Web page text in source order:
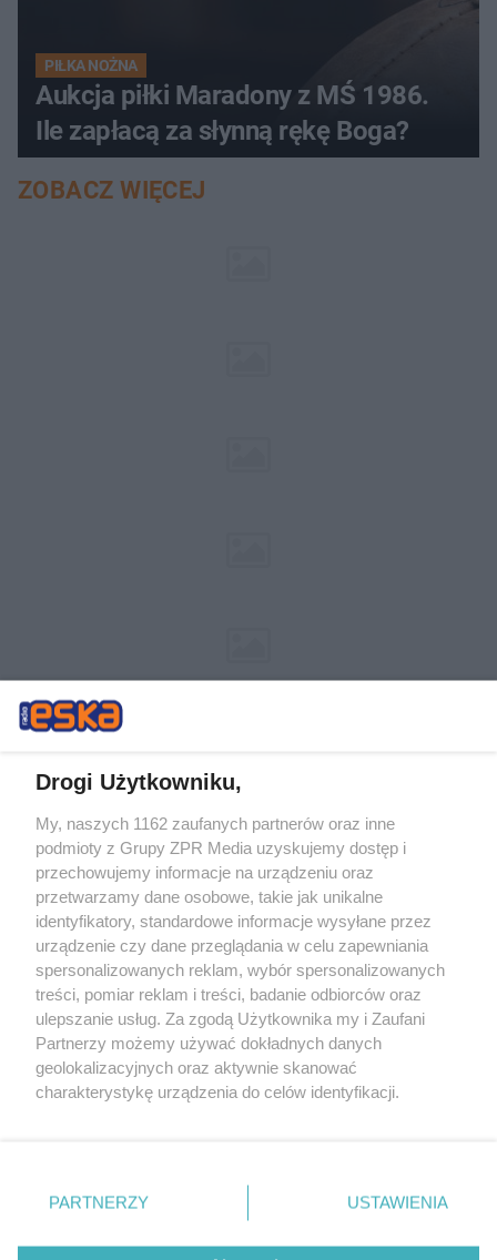
PIŁKA NOŻNA
Aukcja piłki Maradony z MŚ 1986.
Ile zapłacą za słynną rękę Boga?
ZOBACZ WIĘCEJ
Żaden utwór zamieszczony w serwisie nie może być powielany i
rozpowszechniany lub dalej rozpowszechniany w jakikolwiek sposób (w
tym także elektroniczny lub mechaniczny) na jakimkolwiek polu
eksploatacji w jakiejkolwiek formie, włącznie z umieszczaniem w
Internecie bez pisemnej zgody właściciela praw. Jakiekolwiek użycie lub
wykorzystanie utworów w całości lub w części z naruszeniem prawa,
tzn. bez właściwej zgody, jest zabronione pod groźbą kary i może być
ścigane prawnie.
© 2026 Grupa ZPR Media
Drogi Użytkowniku,
My, naszych 1162 zaufanych partnerów oraz inne
podmioty z Grupy ZPR Media uzyskujemy dostęp i
przechowujemy informacje na urządzeniu oraz
przetwarzamy dane osobowe, takie jak unikalne
identyfikatory, standardowe informacje wysyłane przez
urządzenie czy dane przeglądania w celu zapewniania
spersonalizowanych reklam, wybór spersonalizowanych
treści, pomiar reklam i treści, badanie odbiorców oraz
ulepszanie usług. Za zgodą Użytkownika my i Zaufani
Partnerzy możemy używać dokładnych danych
geolokalizacyjnych oraz aktywnie skanować
charakterystykę urządzenia do celów identyfikacji.
zmienić/wycofać klikając przycisk ustawień prywatności
znajdujący się w lewym dolnym rogu strony
rodzaje przetwarzania danych nie wymagają zgody
PARTNERZY USTAWIENIA